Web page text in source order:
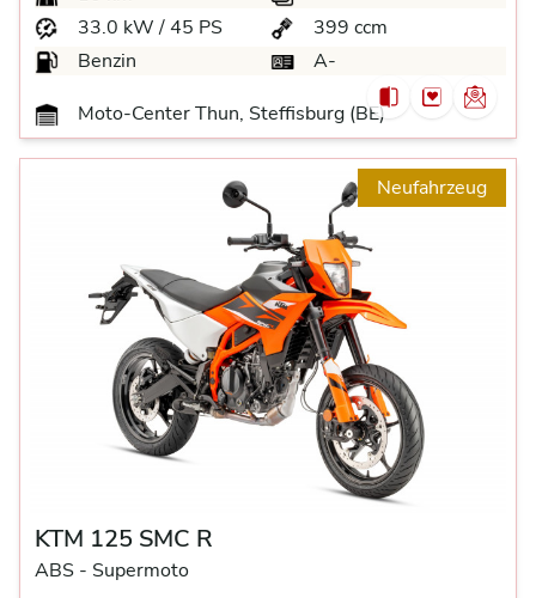
33.0 kW / 45 PS
399 ccm
Benzin
A-
Moto-Center Thun, Steffisburg (BE)
Neufahrzeug
KTM 125 SMC R
ABS - Supermoto